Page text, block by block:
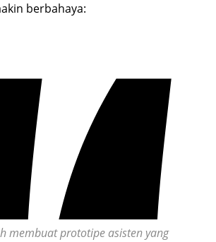
berbahaya:
membuat prototipe asisten yang